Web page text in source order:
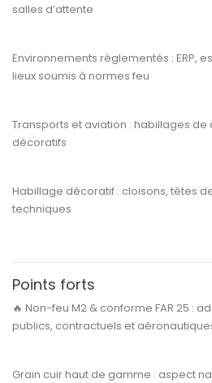
salles d’attente
Environnements réglementés : ERP,
lieux soumis à normes feu
Transports et aviation : habillages de
décoratifs
Habillage décoratif : cloisons, têtes
techniques
Points forts
🔥 Non-feu M2 & conforme FAR 25 :
publics, contractuels et
Grain cuir haut de gamme : aspect